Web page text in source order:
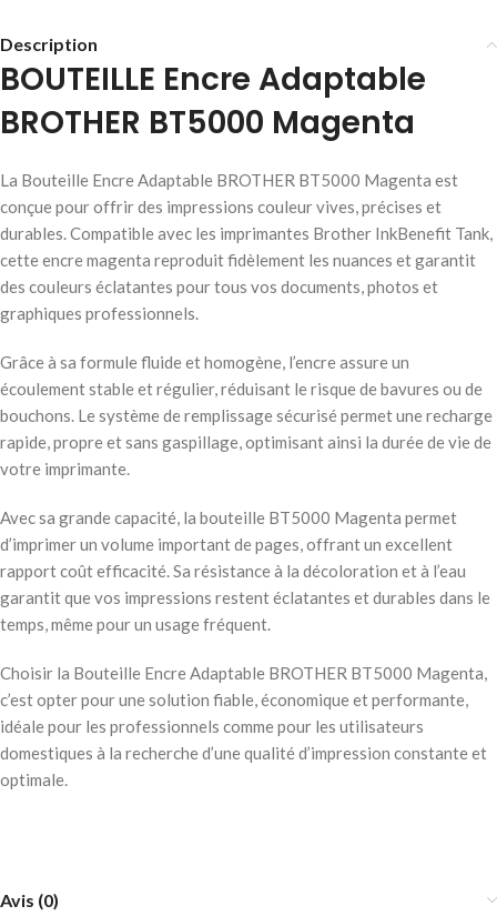
Description
BOUTEILLE Encre Adaptable
BROTHER BT5000 Magenta
La Bouteille Encre Adaptable BROTHER BT5000 Magenta est
conçue pour offrir des impressions couleur vives, précises et
durables. Compatible avec les imprimantes Brother InkBenefit Tank,
cette encre magenta reproduit fidèlement les nuances et garantit
des couleurs éclatantes pour tous vos documents, photos et
graphiques professionnels.
Grâce à sa formule fluide et homogène, l’encre assure un
écoulement stable et régulier, réduisant le risque de bavures ou de
bouchons. Le système de remplissage sécurisé permet une recharge
rapide, propre et sans gaspillage, optimisant ainsi la durée de vie de
votre imprimante.
Avec sa grande capacité, la bouteille BT5000 Magenta permet
d’imprimer un volume important de pages, offrant un excellent
rapport coût efficacité. Sa résistance à la décoloration et à l’eau
garantit que vos impressions restent éclatantes et durables dans le
temps, même pour un usage fréquent.
Choisir la Bouteille Encre Adaptable BROTHER BT5000 Magenta,
c’est opter pour une solution fiable, économique et performante,
idéale pour les professionnels comme pour les utilisateurs
domestiques à la recherche d’une qualité d’impression constante et
optimale.
Avis (0)